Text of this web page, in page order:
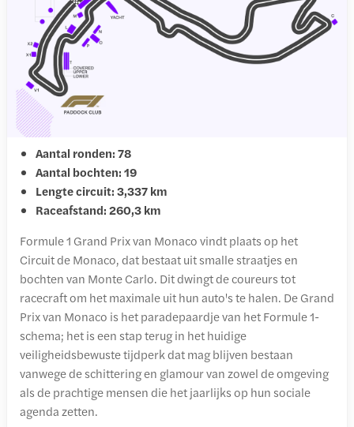
Aantal ronden: 78
Aantal bochten: 19
Lengte circuit: 3,337 km
Raceafstand: 260,3 km
Formule 1 Grand Prix van Monaco vindt plaats op het
Circuit de Monaco, dat bestaat uit smalle straatjes en
bochten van Monte Carlo. Dit dwingt de coureurs tot
racecraft om het maximale uit hun auto's te halen. De Grand
Prix van Monaco is het paradepaardje van het Formule 1-
schema; het is een stap terug in het huidige
veiligheidsbewuste tijdperk dat mag blijven bestaan
vanwege de schittering en glamour van zowel de omgeving
als de prachtige mensen die het jaarlijks op hun sociale
agenda zetten.